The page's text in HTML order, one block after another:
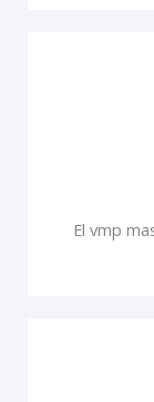
El vmp